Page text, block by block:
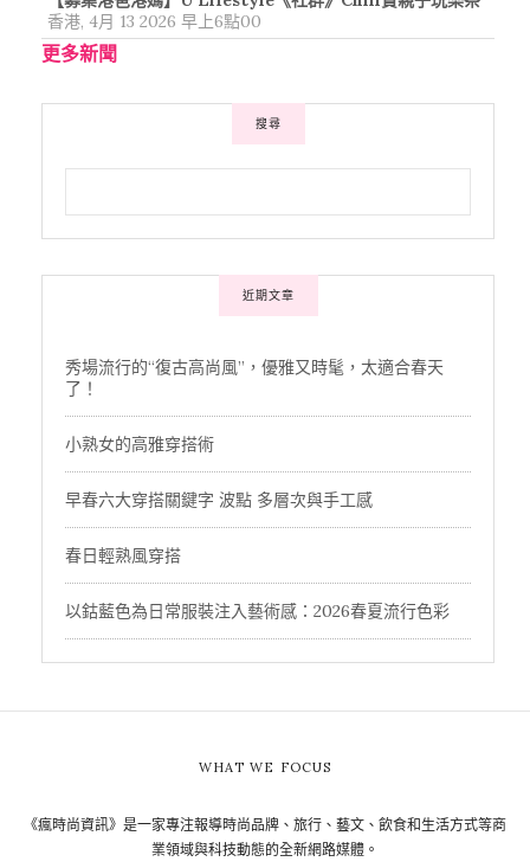
香港, 4月 13 2026 早上6點00
更多新聞
搜尋
近期文章
秀場流行的“復古高尚風”，優雅又時髦，太適合春天
了！
小熟女的高雅穿搭術
早春六大穿搭關鍵字 波點 多層次與手工感
春日輕熟風穿搭
以鈷藍色為日常服裝注入藝術感：2026春夏流行色彩
WHAT WE FOCUS
《瘋時尚資訊》是一家專注報導時尚品牌、旅行、藝文、飲食和生活方式等商
業領域與科技動態的全新網路媒體。